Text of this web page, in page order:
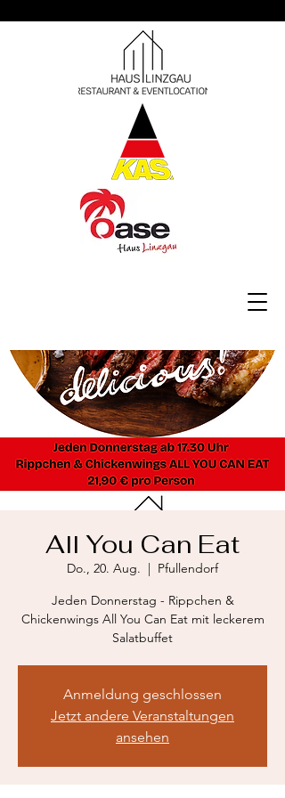
All You Can Eat
Do., 20. Aug.
  |
Pfullendorf
Jeden Donnerstag - Rippchen &
Chickenwings All You Can Eat mit leckerem
Salatbuffet
Anmeldung geschlossen
Jetzt andere Veranstaltungen
ansehen